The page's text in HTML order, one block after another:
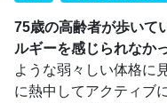
75歳の高齢者が歩いて
ルギーを感じられなか
ような弱々しい体格に
に熱中してアクティブ